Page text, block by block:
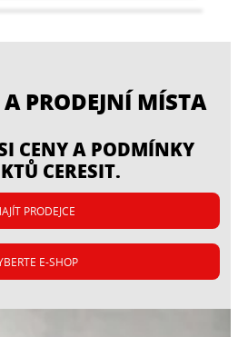
A PRODEJNÍ MÍSTA
CENY A PODMÍNKY
CERESIT.
PRODEJCE
E-SHOP